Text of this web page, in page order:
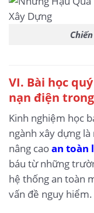
VI. Bài học
nạn điện
Kinh nghiệm học
ngành xây dựng
nâng caoan toàn
báu từ những
hệ thống an toàn
vấn đề nguy hiểm.